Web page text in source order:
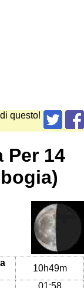
questo!
Per 14
10h49m
01:58